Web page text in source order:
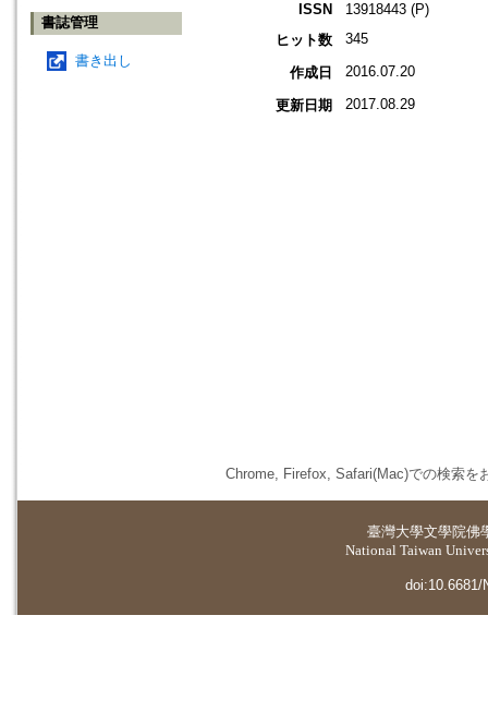
書誌管理
書き出し
ISSN
13918443 (P)
ヒット数
345
作成日 2016.07.20
更新日期 2017.08.29
Chrome, Firefox, Safari(Mac)での検索を
臺灣大學文學院佛
National Taiwan
doi:10.6681/